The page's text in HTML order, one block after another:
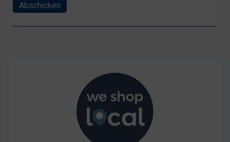
Abschicken